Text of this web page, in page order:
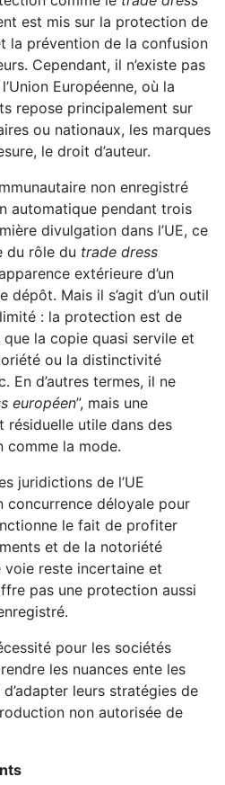
est mis sur la protection de
la prévention de la confusion
Cependant, il n’existe pas
Européenne, où la
repose principalement sur
ou nationaux, les marques
le droit d’auteur.
non enregistré
automatique pendant trois
divulgation dans l’UE, ce
du rôle du trade dress
extérieure d’un
Mais il s’agit d’un outil
: la protection est de
la copie quasi servile et
ou la distinctivité
En d’autres termes, il ne
européen”, mais une
utile dans des
la mode.
juridictions de l’UE
concurrence déloyale pour
le fait de profiter
et de la notoriété
voie reste incertaine et
pas une protection aussi
pour les sociétés
les nuances ente les
leurs stratégies de
non autorisée de